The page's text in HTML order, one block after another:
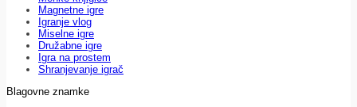
Magnetne igre
Igranje vlog
Miselne igre
Družabne igre
Igra na prostem
Shranjevanje igrač
Blagovne znamke